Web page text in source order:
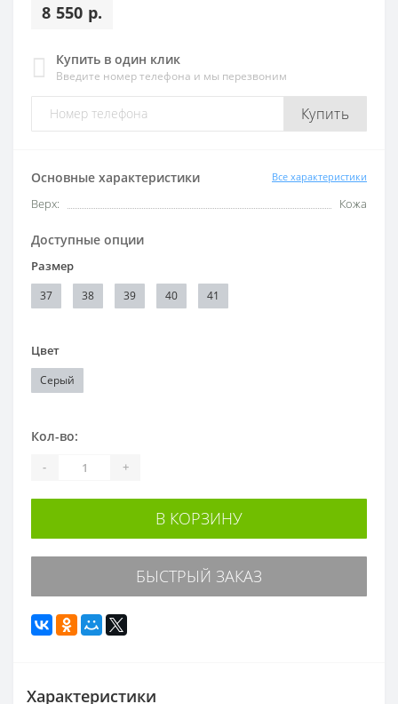
8 550 р.
Купить в один клик
Введите номер телефона и мы перезвоним
Купить
Основные характеристики Все характеристики
Верх: Кожа
Доступные опции
Размер
37 38 39 40 41
Цвет
Серый
Кол-во:
- +
В КОРЗИНУ
БЫСТРЫЙ ЗАКАЗ
Характеристики